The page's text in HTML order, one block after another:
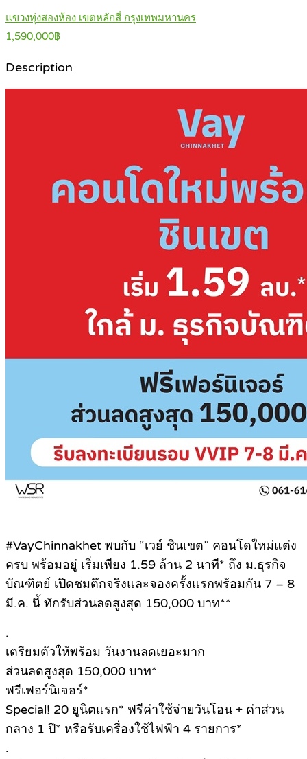
แขวงทุ่งสองห้อง เขตหลักสี่ กรุงเทพมหานคร
1,590,000฿
Description
#VayChinnakhet พบกับ “เวย์ ชินเขต” คอนโดใหม่แต่ง
ครบ พร้อมอยู่ เริ่มเพียง 1.59 ล้าน 2 นาที* ถึง ม.ธุรกิจ
บัณฑิตย์ เปิดชมตึกจริงและจองครั้งแรกพร้อมกัน 7 – 8
มี.ค. นี้ ทักรับส่วนลดสูงสุด 150,000 บาท**
.
เตรียมตัวให้พร้อม วันงานลดเยอะมาก
ส่วนลดสูงสุด 150,000 บาท*
ฟรีเฟอร์นิเจอร์*
Special! 20 ยูนิตแรก* ฟรีค่าใช้จ่ายวันโอน + ค่าส่วน
กลาง 1 ปี* หรือรับเครื่องใช้ไฟฟ้า 4 รายการ*
.